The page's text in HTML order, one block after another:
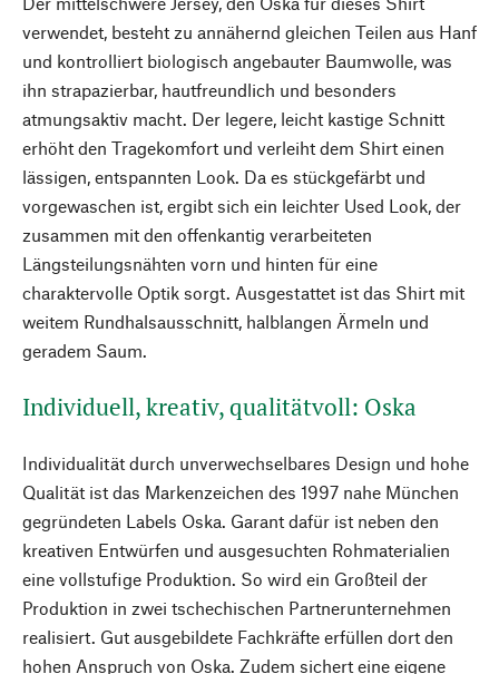
verwendet, besteht zu annähernd gleichen Teilen aus Hanf
und kontrolliert biologisch angebauter Baumwolle, was
ihn strapazierbar, hautfreundlich und besonders
atmungsaktiv macht. Der legere, leicht kastige Schnitt
erhöht den Tragekomfort und verleiht dem Shirt einen
lässigen, entspannten Look. Da es stückgefärbt und
vorgewaschen ist, ergibt sich ein leichter Used Look, der
zusammen mit den offenkantig verarbeiteten
Längsteilungsnähten vorn und hinten für eine
charaktervolle Optik sorgt. Ausgestattet ist das Shirt mit
weitem Rundhalsausschnitt, halblangen Ärmeln und
geradem Saum.
Individuell, kreativ, qualitätvoll: Oska
Individualität durch unverwechselbares Design und hohe
Qualität ist das Markenzeichen des 1997 nahe München
gegründeten Labels Oska. Garant dafür ist neben den
kreativen Entwürfen und ausgesuchten Rohmaterialien
eine vollstufige Produktion. So wird ein Großteil der
Produktion in zwei tschechischen Partnerunternehmen
realisiert. Gut ausgebildete Fachkräfte erfüllen dort den
hohen Anspruch von Oska. Zudem sichert eine eigene